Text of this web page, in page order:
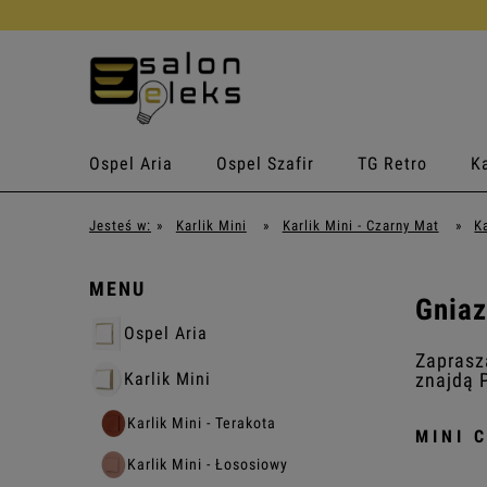
Ospel Aria Ospel Szafir TG Retro
Jesteś w: » Karlik Mini » Karlik Mini - Czarny Mat »
MENU
Ospel Aria
Karlik Mini
Karlik Mini - Terakota
Karlik Mini - Łososiowy
znajdą
MINI